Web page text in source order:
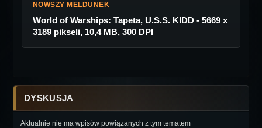
NOWSZY MELDUNEK
World of Warships: Tapeta, U.S.S. KIDD - 5669 x
3189 pikseli, 10,4 MB, 300 DPI
DYSKUSJA
Aktualnie nie ma wpisów powiązanych z tym tematem